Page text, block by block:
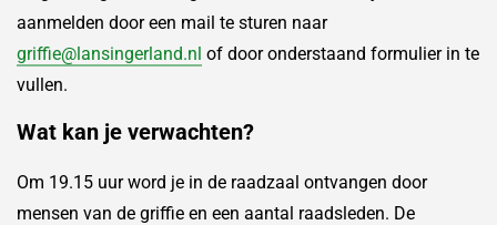
aanmelden door een mail te sturen naar
griffie@lansingerland.nl of door onderstaand formulier in te
vullen.
Wat kan je verwachten?
Om 19.15 uur word je in de raadzaal ontvangen door
mensen van de griffie en een aantal raadsleden. De